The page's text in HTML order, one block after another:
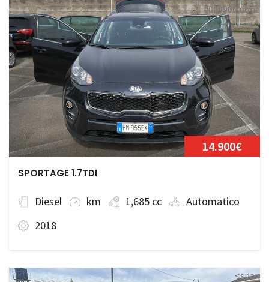
#009900 none
repeat scroll 0
14.900€
SPORTAGE 1.7TDI
Diesel km 1,685 cc
Automatico
2018
<span